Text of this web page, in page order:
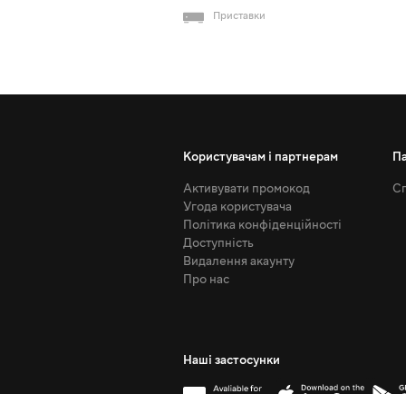
Приставки
Користувачам і партнерам
Активувати промокод
Угода користувача
Політика конфіденційності
Доступність
Видалення акаунту
Про нас
Наші застосунки